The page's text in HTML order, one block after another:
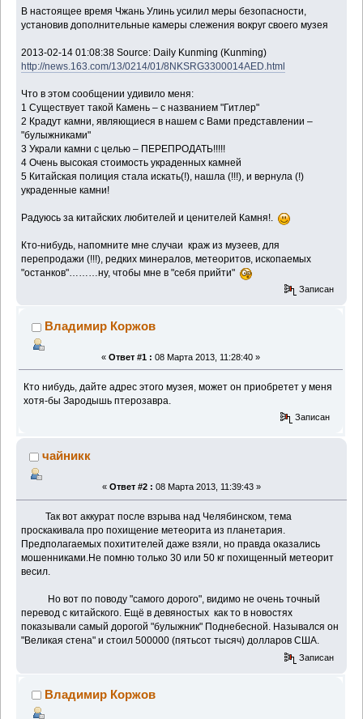
В настоящее время Чжань Улинь усилил меры безопасности,
установив дополнительные камеры слежения вокруг своего музея
2013-02-14 01:08:38 Source: Daily Kunming (Kunming)
http://news.163.com/13/0214/01/8NKSRG3300014AED.html
Что в этом сообщении удивило меня:
1 Существует такой Камень – с названием "Гитлер"
2 Крадут камни, являющиеся в нашем с Вами представлении –
"булыжниками"
3 Украли камни с целью – ПЕРЕПРОДАТЬ!!!!!
4 Очень высокая стоимость украденных камней
5 Китайская полиция стала искать(!), нашла (!!!), и вернула (!)
украденные камни!
Радуюсь за китайских любителей и ценителей Камня!.
Кто-нибудь, напомните мне случаи краж из музеев, для
перепродажи (!!!), редких минералов, метеоритов, ископаемых
"останков"………ну, чтобы мне в "себя прийти"
Записан
Владимир Коржов
« Ответ #1 : 08 Марта 2013, 11:28:40 »
Кто нибудь, дайте адрес этого музея, может он приобретет у меня
хотя-бы Зародышь птерозавра.
Записан
чайникк
« Ответ #2 : 08 Марта 2013, 11:39:43 »
Так вот аккурат после взрыва над Челябинском, тема
проскакивала про похищение метеорита из планетария.
Предполагаемых похитителей даже взяли, но правда оказались
мошенниками.Не помню только 30 или 50 кг похищенный метеорит
весил.
Но вот по поводу "самого дорого", видимо не очень точный
перевод с китайского. Ещё в девяностых как то в новостях
показывали самый дорогой "булыжник" Поднебесной. Назывался он
"Великая стена" и стоил 500000 (пятьсот тысяч) долларов США.
Записан
Владимир Коржов